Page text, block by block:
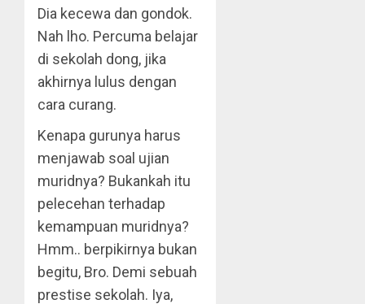
Dia kecewa dan gondok.
Nah lho. Percuma belajar
di sekolah dong, jika
akhirnya lulus dengan
cara curang.
Kenapa gurunya harus
menjawab soal ujian
muridnya? Bukankah itu
pelecehan terhadap
kemampuan muridnya?
Hmm.. berpikirnya bukan
begitu, Bro. Demi sebuah
prestise sekolah. Iya,